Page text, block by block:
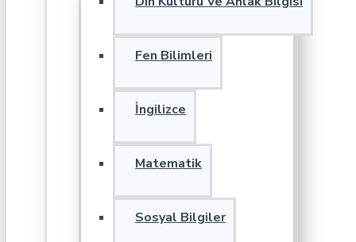
Fen Bilimleri
İngilizce
Matematik
Sosyal Bilgiler